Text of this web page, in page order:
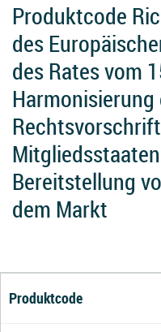
Produktcode
des
des Rates vom
Harmonisierung
Bereitstellung
dem Markt
Produktcode